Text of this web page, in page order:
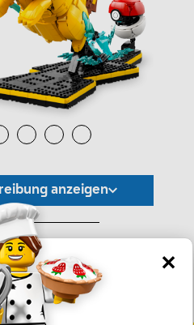
anzeigen
Preisempfehlung -
Ermessen des Händlers